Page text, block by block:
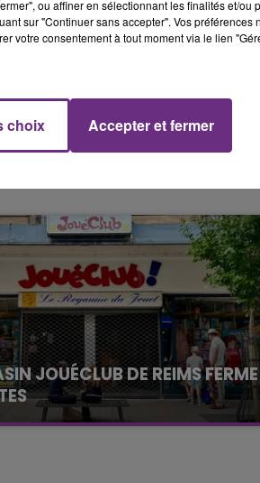
d’une toux, d’un
le coronavirus COVID-19, une
130 000.
JOUÉCLUB DE REIMS FERME
des institutions du centre-ville
week-end Champagne FM
ou affiner en sélectionnant les finalités et/ou
sur "Continuer sans accepter". Vos préférences
votre consentement à tout moment via le lien
choix Accepter et fermer